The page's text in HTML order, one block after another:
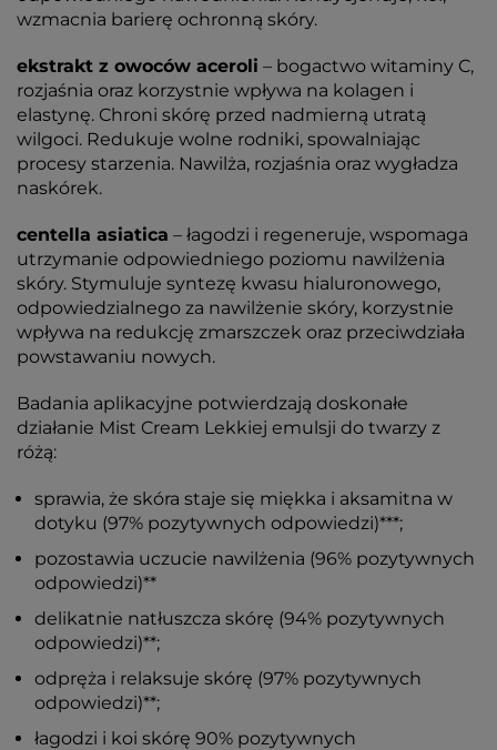
wzmacnia barierę ochronną skóry.
ekstrakt z owoców aceroli – bogactwo witaminy C,
rozjaśnia oraz korzystnie wpływa na kolagen i
elastynę. Chroni skórę przed nadmierną utratą
wilgoci. Redukuje wolne rodniki, spowalniając
procesy starzenia. Nawilża, rozjaśnia oraz wygładza
naskórek.
centella asiatica – łagodzi i regeneruje, wspomaga
utrzymanie odpowiedniego poziomu nawilżenia
skóry. Stymuluje syntezę kwasu hialuronowego,
odpowiedzialnego za nawilżenie skóry, korzystnie
wpływa na redukcję zmarszczek oraz przeciwdziała
powstawaniu nowych.
Badania aplikacyjne potwierdzają doskonałe
działanie Mist Cream Lekkiej emulsji do twarzy z
różą:
sprawia, że skóra staje się miękka i aksamitna w
dotyku (97% pozytywnych odpowiedzi)***;
pozostawia uczucie nawilżenia (96% pozytywnych
odpowiedzi)**
delikatnie natłuszcza skórę (94% pozytywnych
odpowiedzi)**;
odpręża i relaksuje skórę (97% pozytywnych
odpowiedzi)**;
łagodzi i koi skórę 90% pozytywnych